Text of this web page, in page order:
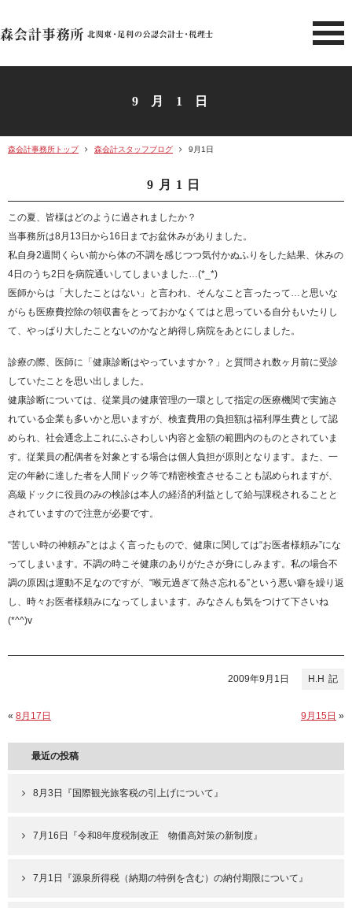
北関東 足利市の公認会計士・
9月1日
森会計事務所トップ 森会計スタッフブログ 9月1日
9月1日
この夏、皆様はどのように過されましたか？
当事務所は8月13日から16日までお盆休みがありました。
私自身2週間くらい前から体の不調を感じつつ気付かぬふりをした結果、休みの
4日のうち2日を病院通いしてしまいました…(*_*)
医師からは「大したことはない」と言われ、そんなこと言ったって…と思いな
がらも医療費控除の領収書をとっておかなくてはと思っている自分もいたりし
て、やっぱり大したことないのかなと納得し病院をあとにしました。
診療の際、医師に「健康診断はやっていますか？」と質問され数ヶ月前に受診
していたことを思い出しました。
健康診断については、従業員の健康管理の一環として指定の医療機関で実施さ
れている企業も多いかと思いますが、検査費用の負担額は福利厚生費として認
められ、社会通念上これにふさわしい内容と金額の範囲内のものとされていま
す。従業員の配偶者を対象とする場合は個人負担が原則となります。また、一
定の年齢に達した者を人間ドック等で精密検査させることも認められますが、
高級ドックに役員のみの検診は本人の経済的利益として給与課税されることと
されていますので注意が必要です。
“苦しい時の神頼み”とはよく言ったもので、健康に関しては“お医者様頼み”にな
ってしまいます。不調の時こそ健康のありがたさが身にしみます。私の場合不
調の原因は運動不足なのですが、“喉元過ぎて熱さ忘れる”という悪い癖を繰り返
し、時々お医者様頼みになってしまいます。みなさんも気をつけて下さいね
(*^^)v
H.H
2009年9月1日
« 8月17日 9月15日 »
最近の投稿
8月3日『国際観光旅客税の引上げについて』
7月16日『令和8年度税制改正 物価高対策の新制度』
7月1日『源泉所得税（納期の特例を含む）の納付期限について』